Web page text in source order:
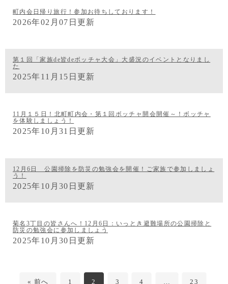
町内会日帰り旅行！参加お待ちしております！
2026年02月07日更新
第１回「家族de皆deボッチャ大会」大盛況のイベントとなりまし
た
2025年11月15日更新
11月１５日！北町町内会・第１回ボッチャ開会開催～！ボッチャ
を体験しましょう！
2025年10月31日更新
12月6日 公園掃除を防災の勉強会を開催！ご家族で参加しましょ
う！
2025年10月30日更新
菊名3丁目の皆さんへ！12月6日：いっとき避難場所の公園掃除と
防災の勉強会に参加しましょう
2025年10月30日更新
« 前へ 1 2 3 4 23